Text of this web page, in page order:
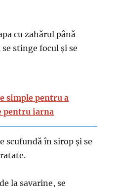
cu zahărul până
stinge focul și se
simple pentru a
pentru iarna
scufundă în sirop și se
la savarine, se